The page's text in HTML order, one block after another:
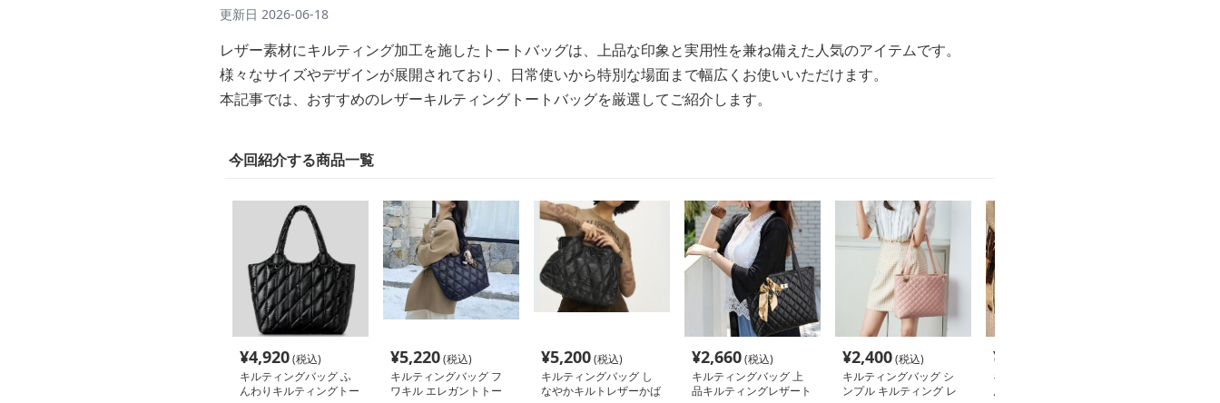
更新日 2026-06-18
レザー素材にキルティング加工を施したトートバッグは、上品な印象と実用性を兼ね備えた人気のアイテムです。
様々なサイズやデザインが展開されており、日常使いから特別な場面まで幅広くお使いいただけます。
本記事では、おすすめのレザーキルティングトートバッグを厳選してご紹介します。
今回紹介する商品一覧
¥4,920(税込)
キルティングバッグ ふ
んわりキルティングトー
¥5,220(税込)
キルティングバッグ フ
ワキル エレガントトー
¥5,200(税込)
キルティングバッグ し
なやかキルトレザーかば
¥2,660(税込)
キルティングバッグ 上
品キルティングレザート
¥2,400(税込)
キルティングバッグ シ
ンプル キルティング レ
¥
キルティングバッグ ふ
んわりキルティングレザ